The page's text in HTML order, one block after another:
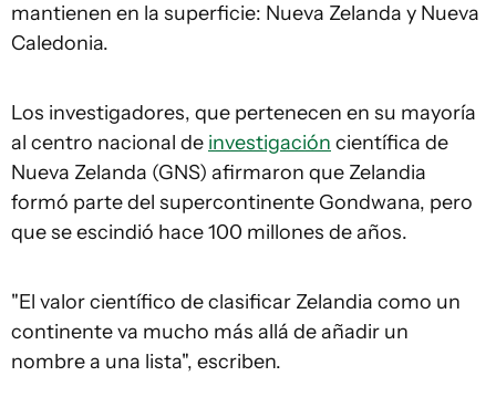
mantienen en la superficie: Nueva Zelanda y Nueva
Caledonia.
Los investigadores, que pertenecen en su mayoría
al centro nacional de investigación científica de
Nueva Zelanda (GNS) afirmaron que Zelandia
formó parte del supercontinente Gondwana, pero
que se escindió hace 100 millones de años.
"El valor científico de clasificar Zelandia como un
continente va mucho más allá de añadir un
nombre a una lista", escriben.